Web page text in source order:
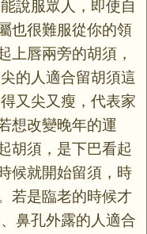
說服眾人，即使自
也很難服從你的領
上唇兩旁的胡須，
的人適合留胡須這
又尖又瘦，代表家
想改變晚年的運
胡須，是下巴看起
候就開始留須，時
若是臨老的時候才
鼻孔外露的人適合